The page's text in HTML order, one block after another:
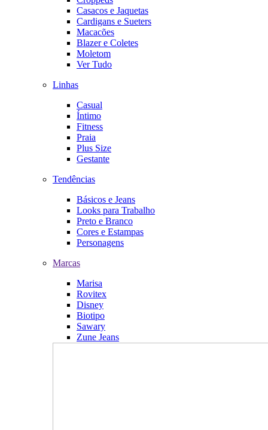
Casacos e Jaquetas
Cardigans e Sueters
Macacões
Blazer e Coletes
Moletom
Ver Tudo
Linhas
Casual
Íntimo
Fitness
Praia
Plus Size
Gestante
Tendências
Básicos e Jeans
Looks para Trabalho
Preto e Branco
Cores e Estampas
Personagens
Marcas
Marisa
Rovitex
Disney
Biotipo
Sawary
Zune Jeans